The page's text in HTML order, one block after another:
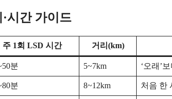
시간 가이드
주 1회 LSD 시간 거리(km)
분 5~7km ‘오래’
분 8~12km 처음 한